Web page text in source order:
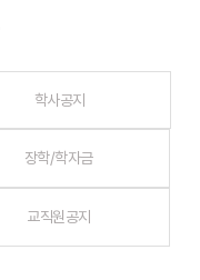
학사공지
장학/학자금
교직원공지